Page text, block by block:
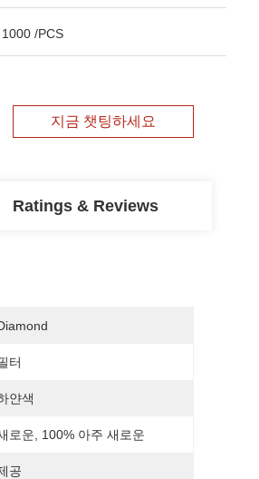
/PCS
지금 챗팅하세요
Ratings & Reviews
터
얀색
로운, 100% 아주 새로운
공